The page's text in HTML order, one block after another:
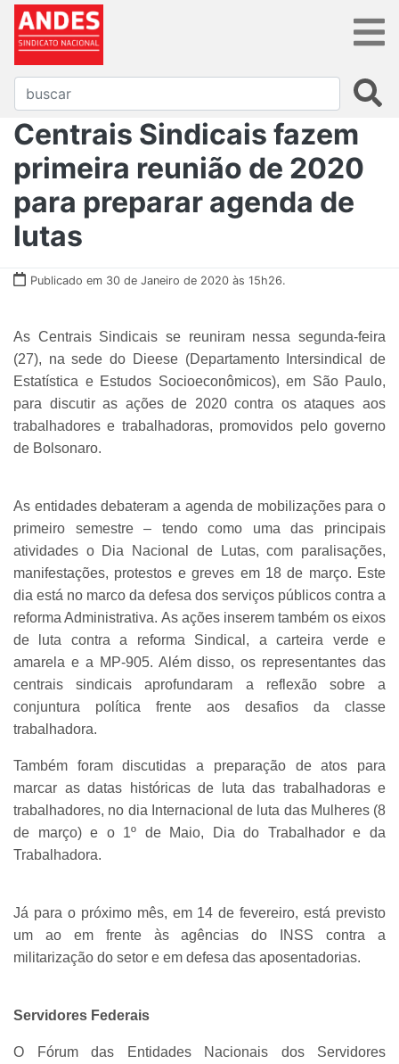
Centrais Sindicais fazem
primeira reunião de 2020
para preparar agenda de
lutas
Publicado em 30 de Janeiro de 2020 às 15h26.
As Centrais Sindicais se reuniram nessa segunda-feira
(27), na sede do Dieese (Departamento Intersindical de
Estatística e Estudos Socioeconômicos), em São Paulo,
para discutir as ações de 2020 contra os ataques aos
trabalhadores e trabalhadoras, promovidos pelo governo
de Bolsonaro.
As entidades debateram a agenda de mobilizações para o
primeiro semestre – tendo como uma das principais
atividades o Dia Nacional de Lutas, com paralisações,
manifestações, protestos e greves em 18 de março. Este
dia está no marco da defesa dos serviços públicos contra a
reforma Administrativa. As ações inserem também os eixos
de luta contra a reforma Sindical, a carteira verde e
amarela e a MP-905. Além disso, os representantes das
centrais sindicais aprofundaram a reflexão sobre a
conjuntura política frente aos desafios da classe
trabalhadora.
Também foram discutidas a preparação de atos para
marcar as datas históricas de luta das trabalhadoras e
trabalhadores, no dia Internacional de luta das Mulheres (8
de março) e o 1º de Maio, Dia do Trabalhador e da
Trabalhadora.
Já para o próximo mês, em 14 de fevereiro, está previsto
um ao em frente às agências do INSS contra a
militarização do setor e em defesa das aposentadorias.
Servidores Federais
O Fórum das Entidades Nacionais dos Servidores